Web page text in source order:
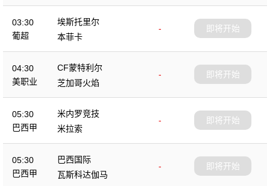
03:30
葡超
埃斯托里尔
-
本菲卡
即将开始
04:30
美职业
CF蒙特利尔
-
芝加哥火焰
即将开始
05:30
巴西甲
米内罗竞技
-
米拉索
即将开始
05:30
巴西甲
巴西国际
-
瓦斯科达伽马
即将开始